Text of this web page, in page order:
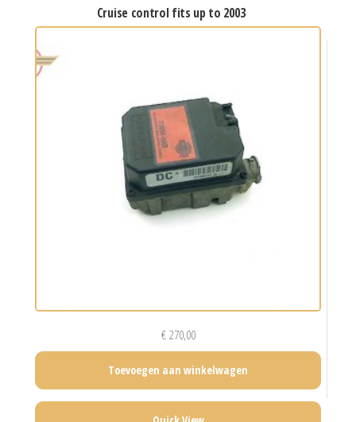
cruise control fits up to 2003
€270,00
Toevoegen aan winkelwagen